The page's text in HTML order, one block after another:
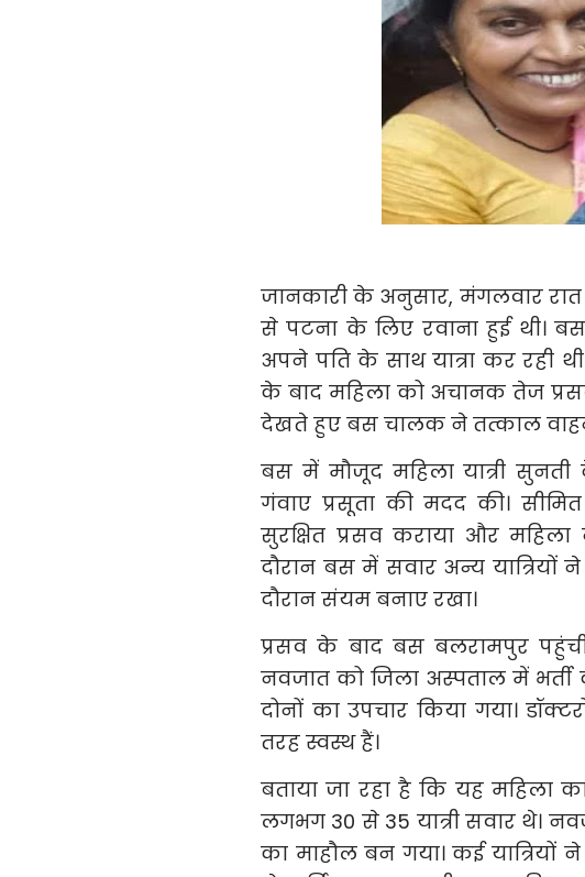
जानकारी के अनुसार, मंगलवार
से पटना के लिए रवाना हुई थी।
अपने पति के साथ यात्रा कर रही
के बाद महिला को अचानक तेज
देखते हुए बस चालक ने तत्काल
बस में मौजूद महिला यात्री
गंवाए प्रसूता की मदद की।
सुरक्षित प्रसव कराया और
दौरान बस में सवार अन्य
दौरान संयम बनाए रखा।
प्रसव के बाद बस बलरामपुर
नवजात को जिला अस्पताल में भर्ती
दोनों का उपचार किया गया।
तरह स्वस्थ हैं।
बताया जा रहा है कि यह महिला
लगभग 30 से 35 यात्री सवार थे।
का माहौल बन गया। कई यात्रियों